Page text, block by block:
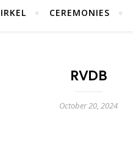
CEREMONIES
RVDB
October 20, 2024